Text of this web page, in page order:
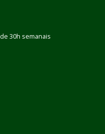
30h semanais